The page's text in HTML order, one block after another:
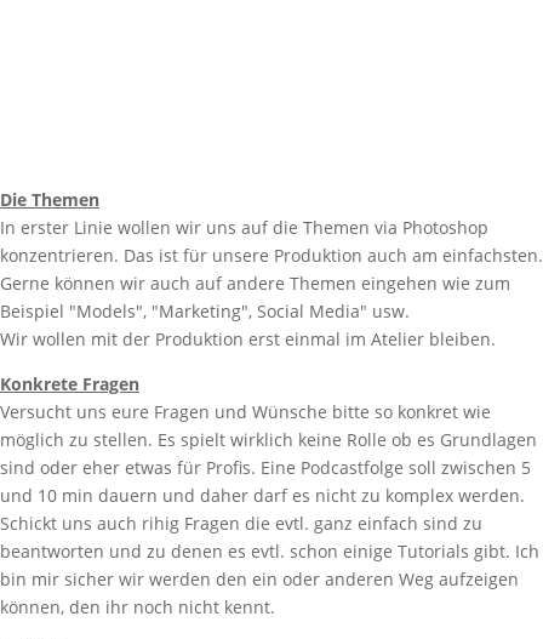
Die Themen
In erster Linie wollen wir uns auf die Themen via Photoshop
konzentrieren. Das ist für unsere Produktion auch am einfachsten.
Gerne können wir auch auf andere Themen eingehen wie zum
Beispiel "Models", "Marketing", Social Media" usw.
Wir wollen mit der Produktion erst einmal im Atelier bleiben.
Konkrete Fragen
Versucht uns eure Fragen und Wünsche bitte so konkret wie
möglich zu stellen. Es spielt wirklich keine Rolle ob es Grundlagen
sind oder eher etwas für Profis. Eine Podcastfolge soll zwischen 5
und 10 min dauern und daher darf es nicht zu komplex werden.
Schickt uns auch rihig Fragen die evtl. ganz einfach sind zu
beantworten und zu denen es evtl. schon einige Tutorials gibt. Ich
bin mir sicher wir werden den ein oder anderen Weg aufzeigen
können, den ihr noch nicht kennt.